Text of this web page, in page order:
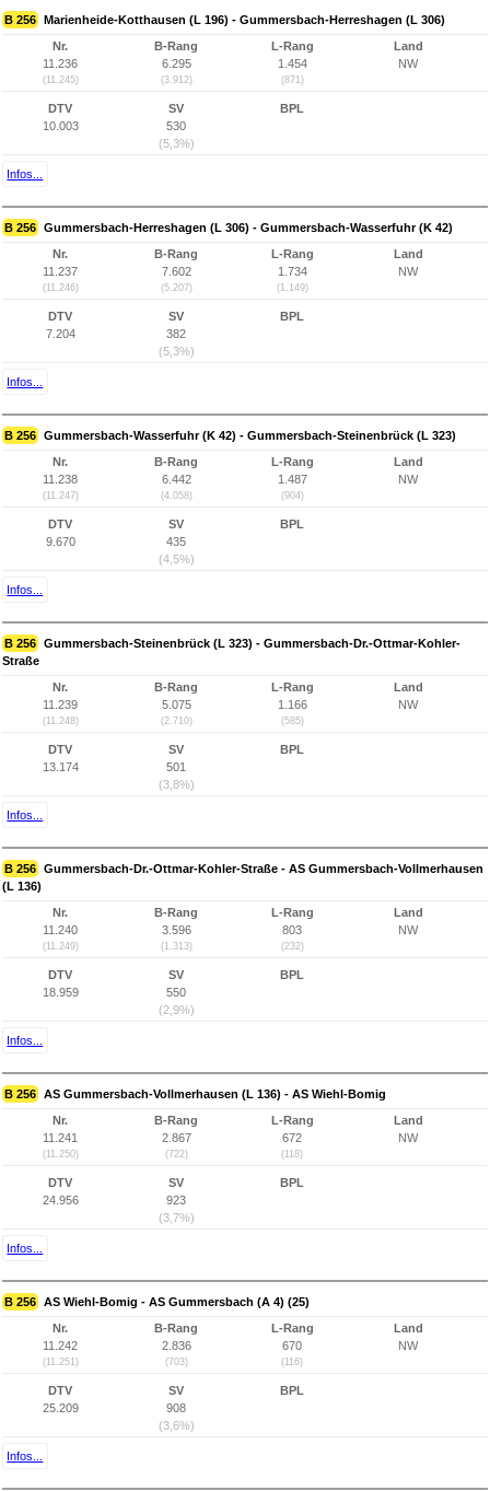
B 256 Marienheide-Kotthausen (L 196) - Gummersbach-Herreshagen (L 306)
Nr.
11.236
(11.245)
B-Rang
6.295
(3.912)
L-Rang
1.454
(871)
Land
NW
DTV
10.003
SV
530
(5,3%)
BPL
Infos...
B 256 Gummersbach-Herreshagen (L 306) - Gummersbach-Wasserfuhr (K 42)
Nr.
11.237
(11.246)
B-Rang
7.602
(5.207)
L-Rang
1.734
(1.149)
Land
NW
DTV
7.204
SV
382
(5,3%)
BPL
Infos...
B 256 Gummersbach-Wasserfuhr (K 42) - Gummersbach-Steinenbrück (L 323)
Nr.
11.238
(11.247)
B-Rang
6.442
(4.058)
L-Rang
1.487
(904)
Land
NW
DTV
9.670
SV
435
(4,5%)
BPL
Infos...
B 256 Gummersbach-Steinenbrück (L 323) - Gummersbach-Dr.-Ottmar-Kohler-
Straße
Nr.
11.239
(11.248)
B-Rang
5.075
(2.710)
L-Rang
1.166
(585)
Land
NW
DTV
13.174
SV
501
(3,8%)
BPL
Infos...
B 256 Gummersbach-Dr.-Ottmar-Kohler-Straße - AS Gummersbach-Vollmerhausen
(L 136)
Nr.
11.240
(11.249)
B-Rang
3.596
(1.313)
L-Rang
803
(232)
Land
NW
DTV
18.959
SV
550
(2,9%)
BPL
Infos...
B 256 AS Gummersbach-Vollmerhausen (L 136) - AS Wiehl-Bomig
Nr.
11.241
(11.250)
B-Rang
2.867
(722)
L-Rang
672
(118)
Land
NW
DTV
24.956
SV
923
(3,7%)
BPL
Infos...
B 256 AS Wiehl-Bomig - AS Gummersbach (A 4) (25)
Nr.
11.242
(11.251)
B-Rang
2.836
(703)
L-Rang
670
(116)
Land
NW
DTV
25.209
SV
908
(3,6%)
BPL
Infos...